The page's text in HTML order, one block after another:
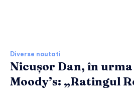
Diverse noutati
Nicușor Dan, în
Moody’s: „Ratingul